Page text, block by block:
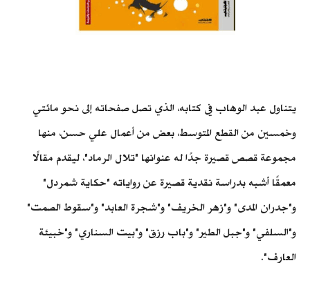
يتناول عبد الوهاب في كتابه، الذي تصل صفحاته إلى نحو مائتي
وخمسين من القطع المتوسط، بعض من أعمال علي حسن، منها
مجموعة قصص قصيرة جدًا له عنوانها "تلال الرماد"، ليقدم مقالًا
معمقًا أشبه بدراسة نقدية قصيرة عن رواياته "حكاية شمردل"
و"جدران المدى" و"زهر الخريف" و"شجرة العابد" و"سقوط الصمت"
و"السلفي" و"جبل الطير" و"باب رزق" و"بيت السناري" و"خبيئة
العارف".